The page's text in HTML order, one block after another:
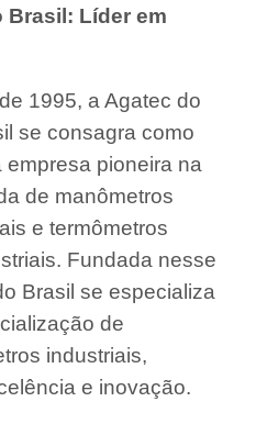
Brasil: Líder em
1995, a Agatec do
se consagra como
empresa pioneira na
de manômetros
e termômetros
Fundada nesse
Brasil se especializa
de
industriais,
e inovação.